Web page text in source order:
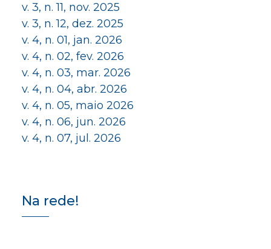
v. 3, n. 11, nov. 2025
v. 3, n. 12, dez. 2025
v. 4, n. 01, jan. 2026
v. 4, n. 02, fev. 2026
v. 4, n. 03, mar. 2026
v. 4, n. 04, abr. 2026
v. 4, n. 05, maio 2026
v. 4, n. 06, jun. 2026
v. 4, n. 07, jul. 2026
Na rede!